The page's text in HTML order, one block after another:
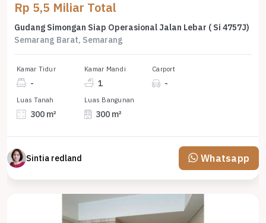
Rp 5,5 Miliar Total
Gudang Simongan Siap Operasional Jalan Lebar ( Si 4757J)
Semarang Barat, Semarang
Kamar Tidur
-
Kamar Mandi
1
Carport
-
Luas Tanah
300 m²
Luas Bangunan
300 m²
Sintia redland Whatsapp